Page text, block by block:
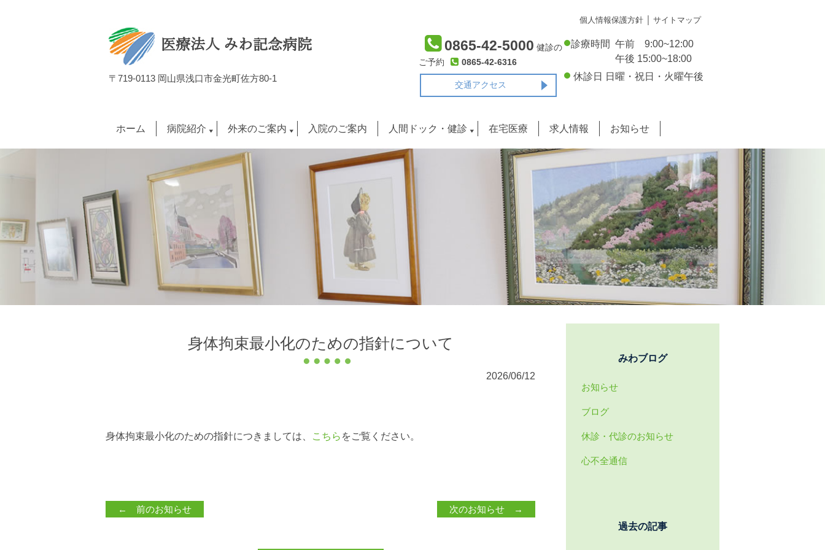
個人情報保護方針 サイトマップ
医療法人 みわ記念病院
〒719-0113 岡山県浅口市金光町佐方80-1
0865-42-5000 健診の
ご予約
0865-42-6316
交通アクセス
診療時間午前 9:00~12:00
午後 15:00~18:00
休診日 日曜・祝日・火曜午後
ホーム 病院紹介 外来のご案内 入院のご案内 人間ドック・健診 在宅医療 求人情報 お知らせ
身体拘束最小化のための指針について
2026/06/12
身体拘束最小化のための指針につきましては、 こちら をご覧ください。
← 前のお知らせ 次のお知らせ →
みわブログ
お知らせ
ブログ
休診・代診のお知らせ
心不全通信
過去の記事